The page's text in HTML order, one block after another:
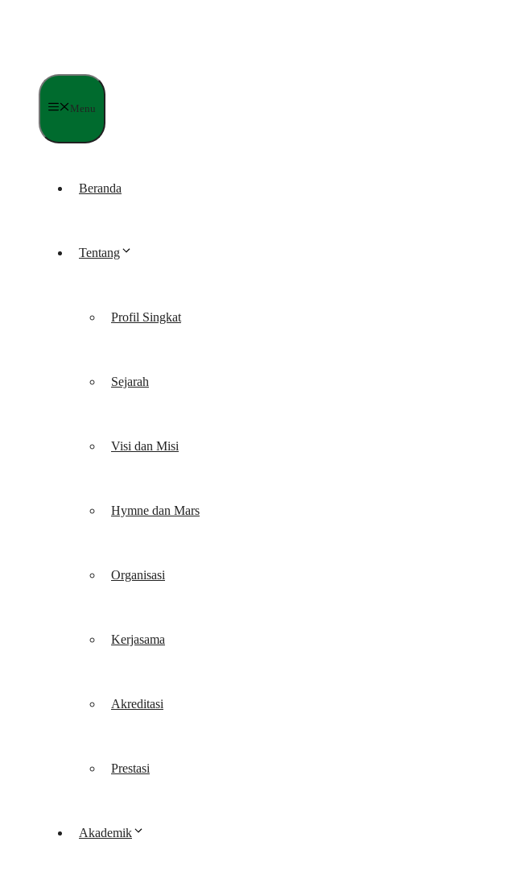
Menu
Beranda
Tentang
Profil Singkat
Sejarah
Visi dan Misi
Hymne dan Mars
Organisasi
Kerjasama
Akreditasi
Prestasi
Akademik